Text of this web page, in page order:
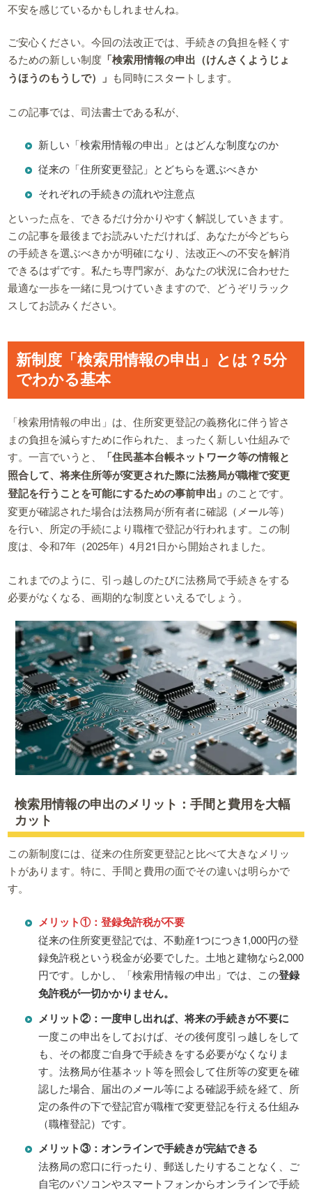
不安を感じているかもしれませんね。
ご安心ください。今回の法改正では、手続きの負担を軽くす
るための新しい制度 「検索用情報の申出（けんさくようじょ
うほうのもうしで）」 も同時にスタートします。
この記事では、司法書士である私が、
新しい「検索用情報の申出」とはどんな制度なのか
従来の「住所変更登記」とどちらを選ぶべきか
それぞれの手続きの流れや注意点
といった点を、できるだけ分かりやすく解説していきます。
この記事を最後までお読みいただければ、あなたが今どちら
の手続きを選ぶべきかが明確になり、法改正への不安を解消
できるはずです。私たち専門家が、あなたの状況に合わせた
最適な一歩を一緒に見つけていきますので、どうぞリラック
スしてお読みください。
新制度「検索用情報の申出」とは？5分
でわかる基本
「検索用情報の申出」は、住所変更登記の義務化に伴う皆さ
まの負担を減らすために作られた、まったく新しい仕組みで
す。一言でいうと、
「住民基本台帳ネットワーク等の情報と
照合して、将来住所等が変更された際に法務局が職権で変更
登記を行うことを可能にするための事前申出」のことです。
変更が確認された場合は法務局が所有者に確認（メール等）
を行い、所定の手続により職権で登記が行われます。この制
度は、令和7年（2025年）4月21日から開始されました。
これまでのように、引っ越しのたびに法務局で手続きをする
必要がなくなる、画期的な制度といえるでしょう。
検索用情報の申出のメリット：手間と費用を大幅
カット
この新制度には、従来の住所変更登記と比べて大きなメリッ
トがあります。特に、手間と費用の面でその違いは明らかで
す。
メリット①：登録免許税が不要
従来の住所変更登記では、不動産1つにつき1,000円の登
録免許税という税金が必要でした。土地と建物なら2,000
円です。しかし、「検索用情報の申出」では、この登録
免許税が一切かかりません。
メリット②：一度申し出れば、将来の手続きが不要に
一度この申出をしておけば、その後何度引っ越しをして
も、その都度ご自身で手続きをする必要がなくなりま
す。法務局が住基ネット等を照会して住所等の変更を確
認した場合、届出のメール等による確認手続を経て、所
定の条件の下で登記官が職権で変更登記を行える仕組み
（職権登記）です。
メリット③：オンラインで手続きが完結できる
法務局の窓口に行ったり、郵送したりすることなく、ご
自宅のパソコンやスマートフォンからオンラインで手続